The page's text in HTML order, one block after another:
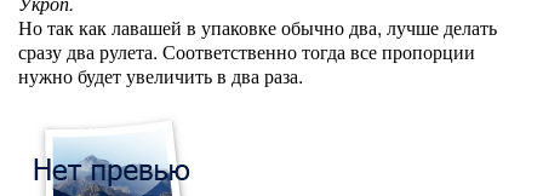
Но так как лавашей в упаковке обычно два, лучше делать
сразу два рулета. Соответственно тогда все пропорции
нужно будет увеличить в два раза.